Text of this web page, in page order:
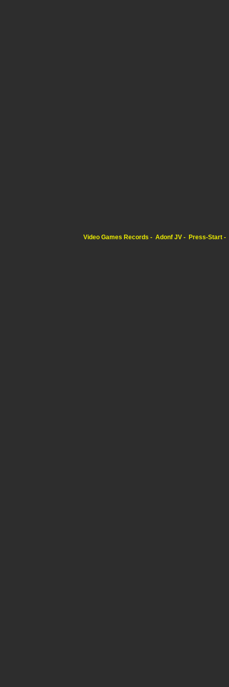
Video Games Records Adonf JV Press-Start